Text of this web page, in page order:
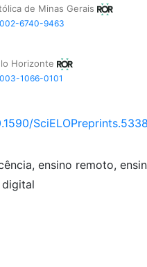
de Minas Gerais
6740-9463
Horizonte
1066-0101
SciELOPreprints.5338
ensino remoto,